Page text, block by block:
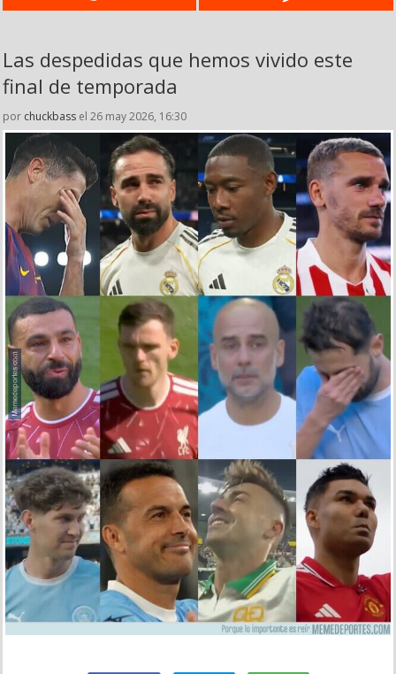
Las despedidas que hemos vivido este
final de temporada
por chuckbass el 26 may 2026, 16:30